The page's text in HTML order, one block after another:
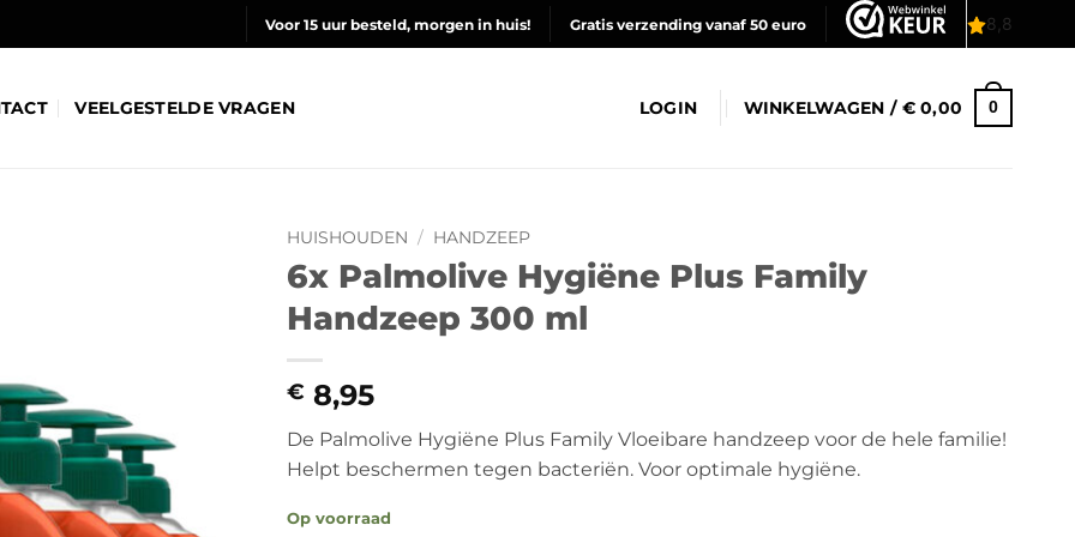
Voor 15 uur besteld, morgen in huis! Gratis verzending vanaf 50 euro
VEELGESTELDE VRAGEN LOGIN WINKELWAGEN / €0,00 0
HUISHOUDEN / HANDZEEP
6x Palmolive Hygiëne Plus Family
Handzeep 300 ml
€ 8,95
De Palmolive Hygiëne Plus Family Vloeibare handzeep voor de hele familie!
Helpt beschermen tegen bacteriën. Voor optimale hygiëne.
Op voorraad